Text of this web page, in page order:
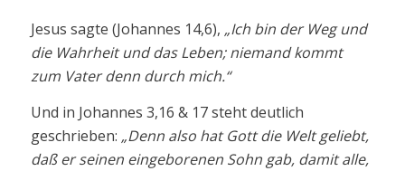
Jesus sagte (Johannes 14,6), „Ich bin der Weg und
die Wahrheit und das Leben; niemand kommt
zum Vater denn durch mich.“
Und in Johannes 3,16 & 17 steht deutlich
geschrieben: „Denn also hat Gott die Welt geliebt,
daß er seinen eingeborenen Sohn gab, damit alle,